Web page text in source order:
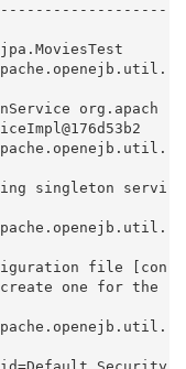
org.apach
singleton servi
file [con
one for the